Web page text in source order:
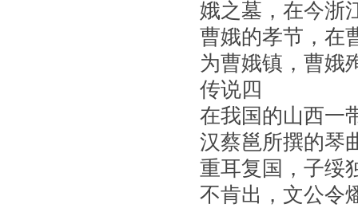
娥之墓，在今浙
曹娥的孝节，在
为曹娥镇，曹娥
传说四
在我国的山西一
汉蔡邕所撰的琴
重耳复国，子绥
不肯出，文公令